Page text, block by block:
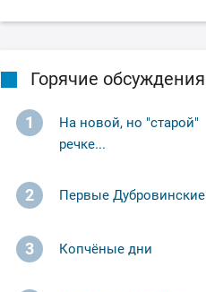
Горячие обсуждения
1
На новой, но "старой"
речке...
2 Первые Дубровинские
3 Копчёные дни